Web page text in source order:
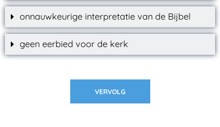
onnauwkeurige interpretatie van de Bijbel
geen eerbied voor de kerk
VERVOLG